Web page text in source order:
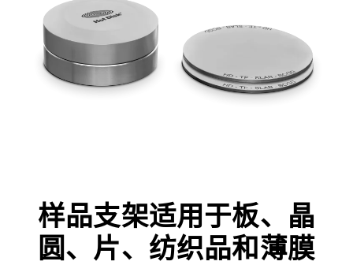
样品支架适用于板、晶
圆、片、纺织品和薄膜